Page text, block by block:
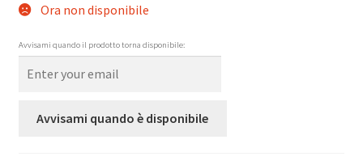
Ora non disponibile
Avvisami quando il prodotto torna disponibile:
Avvisami quando è disponibile